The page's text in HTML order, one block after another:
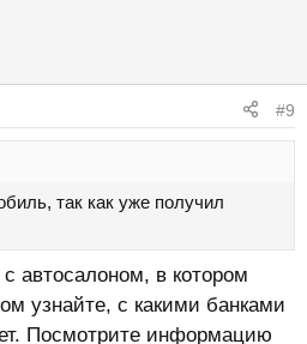
#9
так как уже получил
автосалоном, в котором
узнайте, с какими банками
Посмотрите информацию